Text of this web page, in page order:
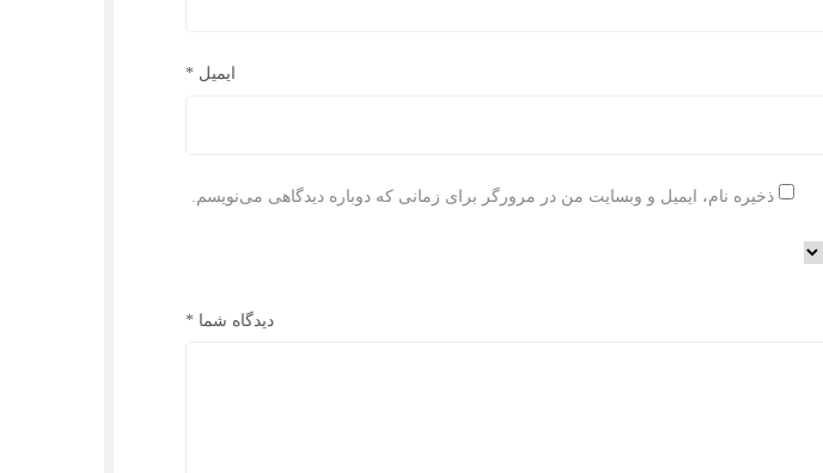
ایمیل *
ذخیره نام، ایمیل و وبسایت من در مرورگر برای زمانی که دوباره دیدگاهی می‌نویسم.
دیدگاه شما *